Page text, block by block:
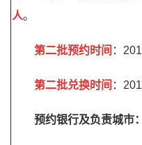
人。
第二批预约时间 ：
第二批兑换时间 ：
预约银行及负责城市：